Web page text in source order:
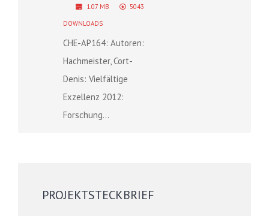
1.07 MB
5043
DOWNLOADS
CHE-AP164: Autoren:
Hachmeister, Cort-
Denis: Vielfältige
Exzellenz 2012:
Forschung...
PROJEKTSTECKBRIEF